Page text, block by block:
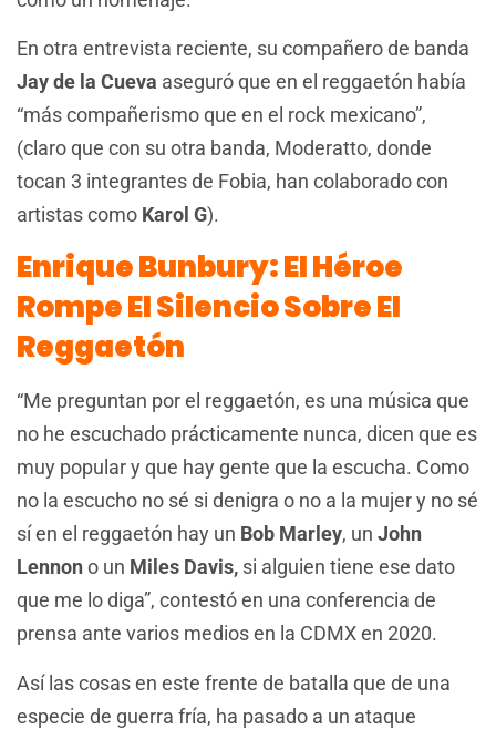
En otra entrevista reciente, su compañero de banda
Jay de la Cueva aseguró que en el reggaetón había
“más compañerismo que en el rock mexicano”,
(claro que con su otra banda, Moderatto, donde
tocan 3 integrantes de Fobia, han colaborado con
artistas como Karol G).
Enrique Bunbury: El Héroe
Rompe El Silencio Sobre El
Reggaetón
“Me preguntan por el reggaetón, es una música que
no he escuchado prácticamente nunca, dicen que es
muy popular y que hay gente que la escucha. Como
no la escucho no sé si denigra o no a la mujer y no sé
sí en el reggaetón hay un Bob Marley, un John
Lennono un Miles Davis, si alguien tiene ese dato
que me lo diga”, contestó en una conferencia de
prensa ante varios medios en la CDMX en 2020.
Así las cosas en este frente de batalla que de una
especie de guerra fría, ha pasado a un ataque